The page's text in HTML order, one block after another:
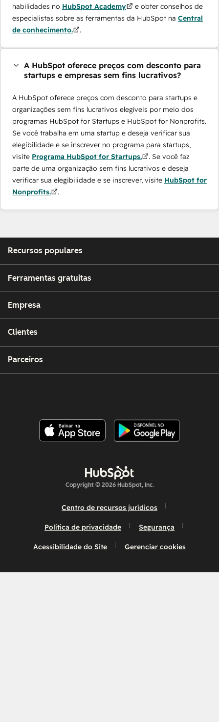
habilidades no HubSpot Academy
e obter conselhos de
especialistas sobre as ferramentas da HubSpot na Central
de conhecimento.
.
A HubSpot oferece preços com desconto para
startups e empresas sem fins lucrativos?
A HubSpot oferece preços com desconto para startups e
organizações sem fins lucrativos elegíveis por meio dos
programas ​HubSpot for Startups e HubSpot for Nonprofits.
Se você trabalha em uma startup e deseja verificar sua
elegibilidade e se inscrever no programa para startups,
visite Programa HubSpot for Startups.
. Se você faz
parte de uma organização sem fins lucrativos e deseja
verificar sua elegibilidade e se inscrever, visite HubSpot for
Nonprofits.
.
Recursos populares
Ferramentas gratuitas
Empresa
Clientes
Parceiros
Copyright © 2026 HubSpot, Inc.
Centro de recursos jurídicos
Política de privacidade Segurança
Acessibilidade do Site Gerenciar cookies